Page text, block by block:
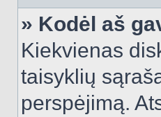
» Kodėl aš
Kiekvienas
taisyklių
perspėjimą.